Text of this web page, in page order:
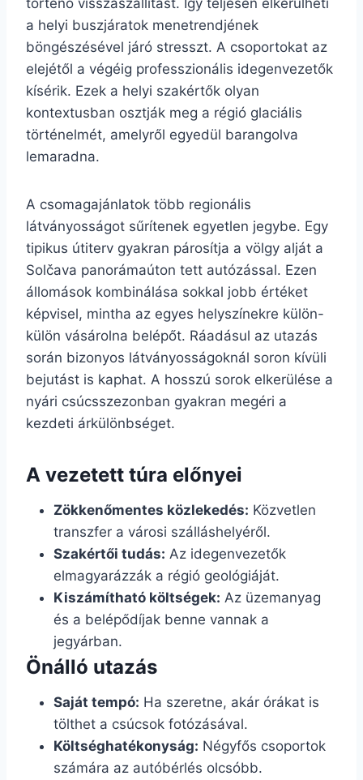
a helyi buszjáratok menetrendjének
böngészésével járó stresszt. A csoportokat az
elejétől a végéig professzionális idegenvezetők
kísérik. Ezek a helyi szakértők olyan
kontextusban osztják meg a régió glaciális
történelmét, amelyről egyedül barangolva
lemaradna.
A csomagajánlatok több regionális
látványosságot sűrítenek egyetlen jegybe. Egy
tipikus útiterv gyakran párosítja a völgy alját a
Solčava panorámaúton tett autózással. Ezen
állomások kombinálása sokkal jobb értéket
képvisel, mintha az egyes helyszínekre külön-
külön vásárolna belépőt. Ráadásul az utazás
során bizonyos látványosságoknál soron kívüli
bejutást is kaphat. A hosszú sorok elkerülése a
nyári csúcsszezonban gyakran megéri a
kezdeti árkülönbséget.
A vezetett túra előnyei
Zökkenőmentes közlekedés: Közvetlen
transzfer a városi szálláshelyéről.
Szakértői tudás: Az idegenvezetők
elmagyarázzák a régió geológiáját.
Kiszámítható költségek: Az üzemanyag
és a belépődíjak benne vannak a
jegyárban.
Önálló utazás
Saját tempó: Ha szeretne, akár órákat is
tölthet a csúcsok fotózásával.
Költséghatékonyság: Négyfős csoportok
számára az autóbérlés olcsóbb.